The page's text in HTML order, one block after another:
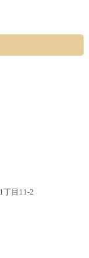
丁目11-2